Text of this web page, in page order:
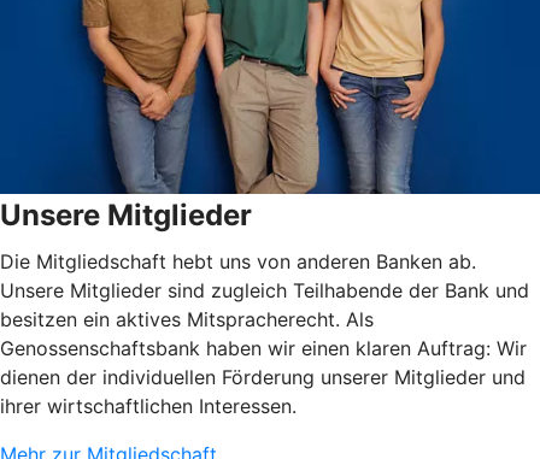
Unsere Mitglieder
Die Mitgliedschaft hebt uns von anderen Banken ab.
Unsere Mitglieder sind zugleich Teilhabende der Bank und
besitzen ein aktives Mitspracherecht. Als
Genossenschaftsbank haben wir einen klaren Auftrag: Wir
dienen der individuellen Förderung unserer Mitglieder und
ihrer wirtschaftlichen Interessen.
Mehr zur Mitgliedschaft